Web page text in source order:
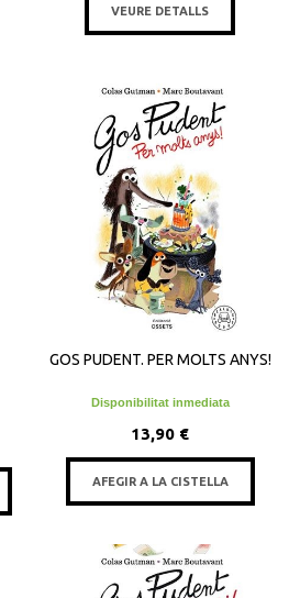
VEURE DETALLS
GOS PUDENT. PER MOLTS ANYS!
Disponibilitat inmediata
13,90 €
AFEGIR A LA CISTELLA